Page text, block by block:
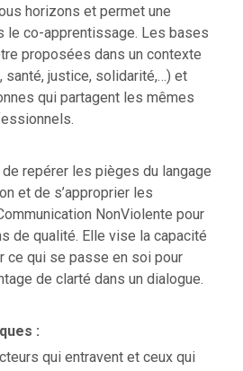
horizons et permet une
le co-apprentissage. Les bases
proposées dans un contexte
santé, justice, solidarité,…) et
qui partagent les mêmes
repérer les pièges du langage
et de s’approprier les
NonViolente pour
de qualité. Elle vise la capacité
ce qui se passe en soi pour
de clarté dans un dialogue.
:
qui entravent et ceux qui